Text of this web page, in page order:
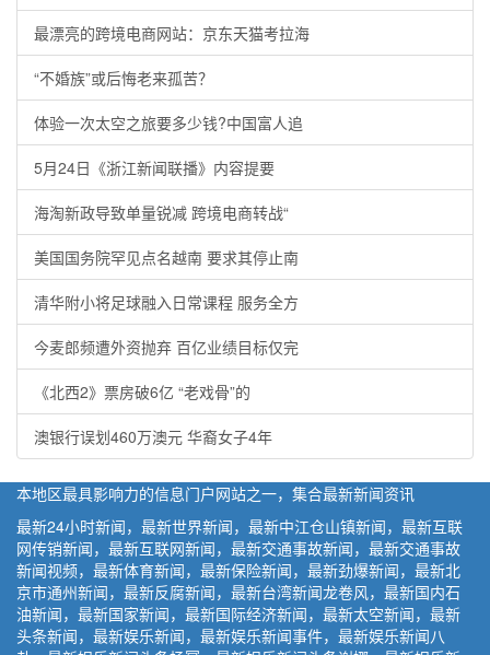
最漂亮的跨境电商网站：京东天猫考拉海
“不婚族”或后悔老来孤苦？
体验一次太空之旅要多少钱?中国富人追
5月24日《浙江新闻联播》内容提要
海淘新政导致单量锐减 跨境电商转战“
美国国务院罕见点名越南 要求其停止南
清华附小将足球融入日常课程 服务全方
今麦郎频遭外资抛弃 百亿业绩目标仅完
《北西2》票房破6亿 “老戏骨”的
澳银行误划460万澳元 华裔女子4年
本地区最具影响力的信息门户网站之一，集合最新新闻资讯
最新24小时新闻，最新世界新闻，最新中江仓山镇新闻，最新互联
网传销新闻，最新互联网新闻，最新交通事故新闻，最新交通事故
新闻视频，最新体育新闻，最新保险新闻，最新劲爆新闻，最新北
京市通州新闻，最新反腐新闻，最新台湾新闻龙卷风，最新国内石
油新闻，最新国家新闻，最新国际经济新闻，最新太空新闻，最新
头条新闻，最新娱乐新闻，最新娱乐新闻事件，最新娱乐新闻八